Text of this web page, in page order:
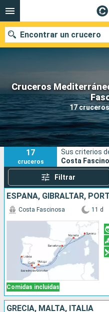
Cruceros
17
Encontrar un crucero
Nuestros destinos
Fecha de salida
Puertos
17
cruceros
Sus criterios
Costa
Filtrar
Comidas incluidas
Costa Fascinosa 11 d
GRECIA, MALTA, ITALIA